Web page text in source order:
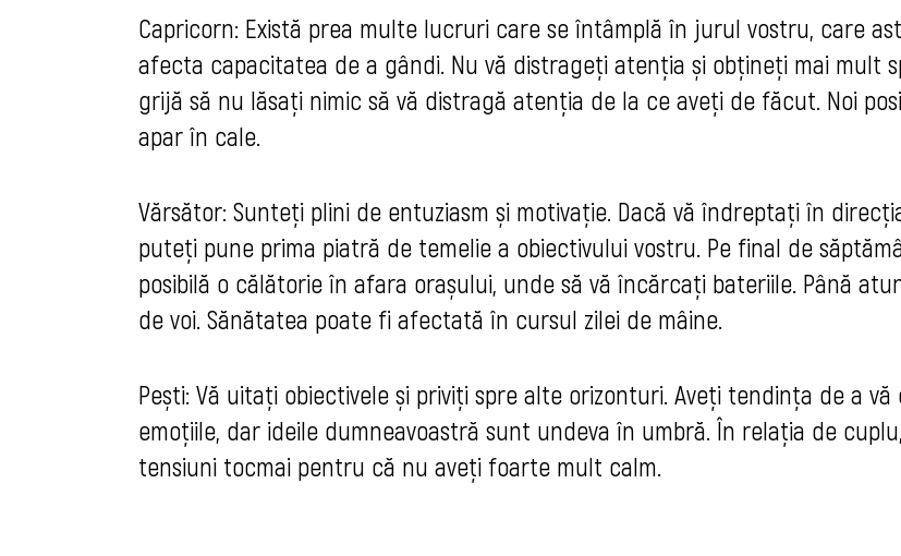
Capricorn: Există prea multe lucruri care se întâmplă în jurul vostru, care
afecta capacitatea de a gândi. Nu vă distrageți atenția și obțineți mai mult
grijă să nu lăsați nimic să vă distragă atenția de la ce aveţi de făcut. Noi
apar în cale.
Vărsător: Sunteți plini de entuziasm și motivație. Dacă vă îndreptați în
puteți pune prima piatră de temelie a obiectivului vostru. Pe final de
posibilă o călătorie în afara orașului, unde să vă încărcați bateriile. Până
de voi. Sănătatea poate fi afectată în cursul zilei de mâine.
Pești: Vă uitați obiectivele și priviți spre alte orizonturi. Aveți tendința de a
emoțiile, dar ideile dumneavoastră sunt undeva în umbră. În relația de
tensiuni tocmai pentru că nu aveți foarte mult calm.